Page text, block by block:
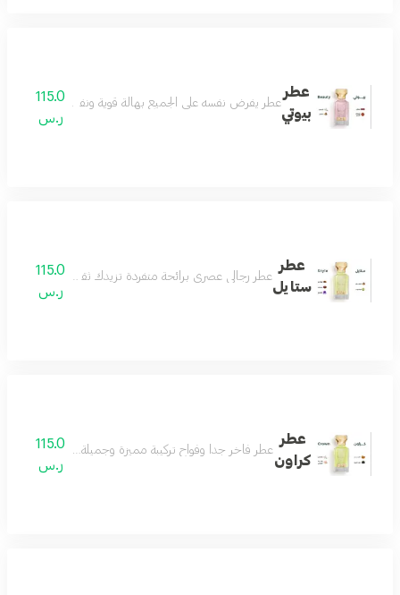
عطر
بيوتي
عطر يفرض نفسه على الجميع بهالة قوية ونفاذة تسحر كل
115.0
ر.س
عطر
ستايل
عطر رجالي عصري برائحة متفردة تزيدك ثقة وأناقة تفوق
115.0
ر.س
عطر
كراون
عطر فاخر جداً وفواح تركيبة مميزة وجميلة جداً تناسب اغلب
115.0
ر.س